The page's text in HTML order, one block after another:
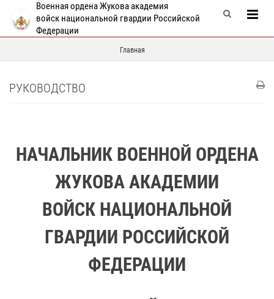
Военная ордена Жукова академия
войск национальной гвардии Российской
Федерации
Главная
РУКОВОДСТВО
НАЧАЛЬНИК ВОЕННОЙ ОРДЕНА
ЖУКОВА АКАДЕМИИ
ВОЙСК НАЦИОНАЛЬНОЙ
ГВАРДИИ РОССИЙСКОЙ
ФЕДЕРАЦИИ